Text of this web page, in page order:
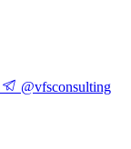
@vfsconsulting